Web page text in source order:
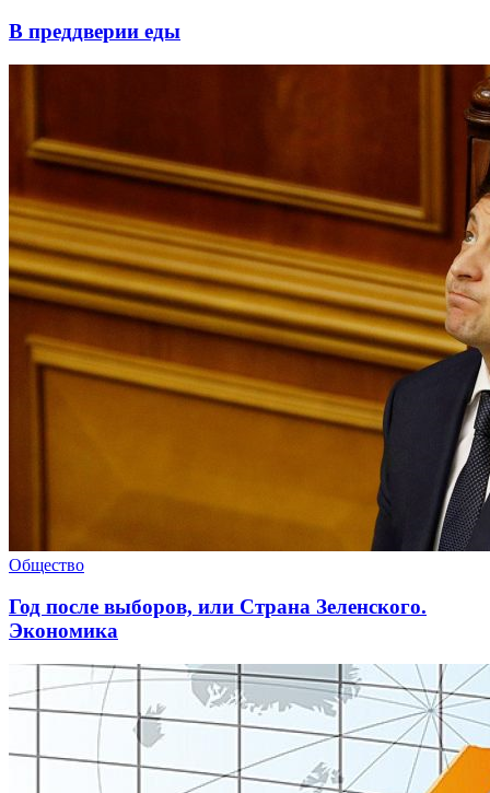
В преддверии еды
Общество
Год после выборов, или Страна Зеленского.
Экономика